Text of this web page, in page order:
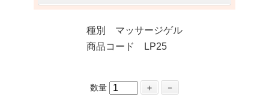
種別 マッサージゲル
商品コード LP25
数量 ＋ －